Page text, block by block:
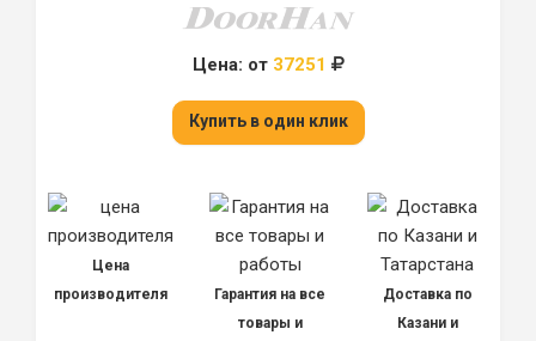
Цена: от 37251
Купить в один клик
Цена
производителя
Гарантия на все
товары и
Доставка по
Казани и